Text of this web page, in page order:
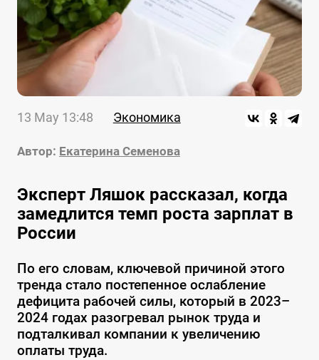
13 May 13:48 Экономика
Автор: Екатерина Семенова
Эксперт Ляшок рассказал, когда
замедлится темп роста зарплат в
России
По его словам, ключевой причиной этого
тренда стало постепенное ослабление
дефицита рабочей силы, который в 2023–
2024 годах разогревал рынок труда и
подталкивал компании к увеличению
оплаты труда.